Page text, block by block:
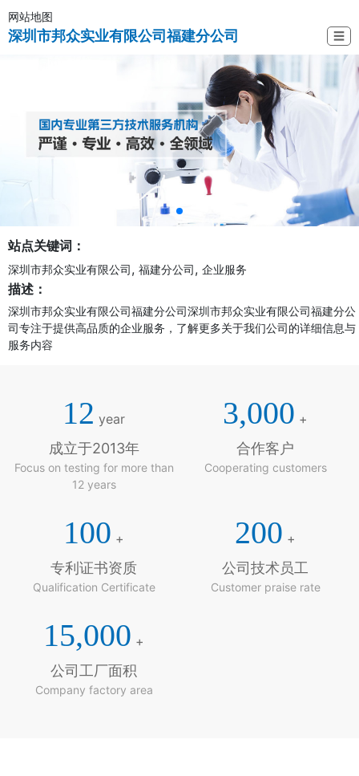
网站地图
深圳市邦众实业有限公司福建分公司 ☰
站点关键词：
深圳市邦众实业有限公司, 福建分公司, 企业服务
描述：
深圳市邦众实业有限公司福建分公司深圳市邦众实业有限公司福建分公
司专注于提供高品质的企业服务，了解更多关于我们公司的详细信息与
服务内容
12 year
成立于2013年
Focus on testing for more than
12 years
3,000 +
合作客户
Cooperating customers
100 +
专利证书资质
Qualification Certificate
200 +
公司技术员工
Customer praise rate
15,000 +
公司工厂面积
Company factory area